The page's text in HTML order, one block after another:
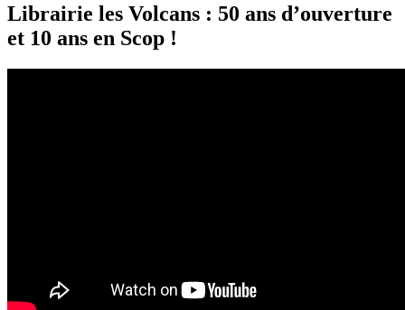
Librairie les Volcans : 50 ans d’ouverture
et 10 ans en Scop !